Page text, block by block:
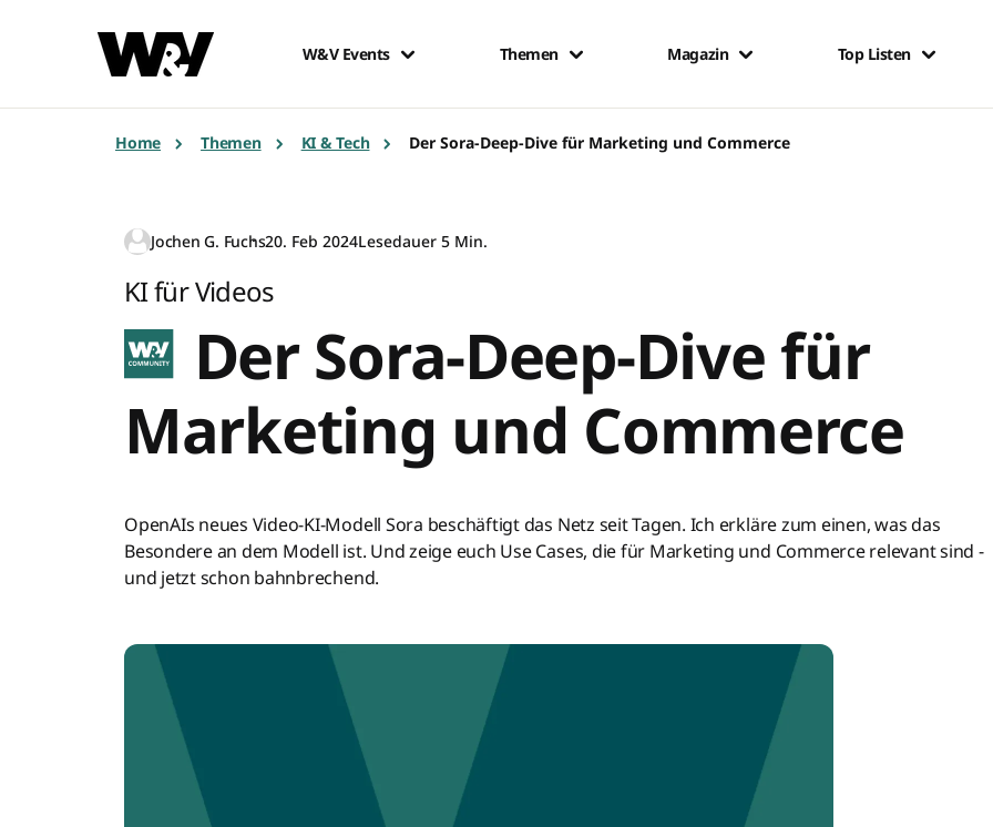
W&V Events Themen Magazin Top Listen
Home Themen KI & Tech Der Sora-Deep-Dive für Marketing und Commerce
Jochen G. Fuchs20. Feb 2024Lesedauer 5 Min.
KI für Videos
Der Sora-Deep-Dive für
Marketing und Commerce
OpenAIs neues Video-KI-Modell Sora beschäftigt das Netz seit Tagen. Ich erkläre zum einen, was das
Besondere an dem Modell ist. Und zeige euch Use Cases, die für Marketing und Commerce relevant sind -
und jetzt schon bahnbrechend.